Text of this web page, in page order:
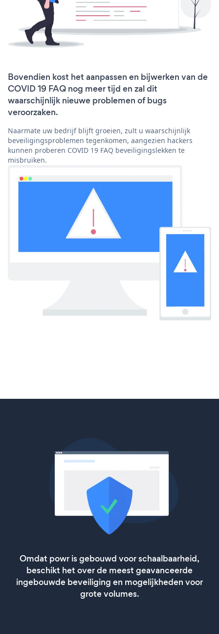
Bovendien kost het aanpassen en bijwerken van de
COVID 19 FAQ nog meer tijd en zal dit
waarschijnlijk nieuwe problemen of bugs
veroorzaken.
Naarmate uw bedrijf blijft groeien, zult u waarschijnlijk
beveiligingsproblemen tegenkomen, aangezien hackers
kunnen proberen COVID 19 FAQ beveiligingslekken te
misbruiken.
Omdat powr is gebouwd voor schaalbaarheid,
beschikt het over de meest geavanceerde
ingebouwde beveiliging en mogelijkheden voor
grote volumes.